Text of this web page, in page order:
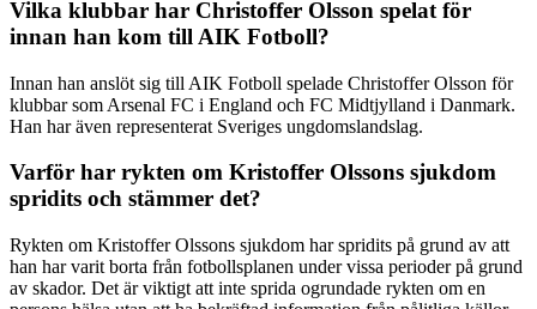
Vilka klubbar har Christoffer Olsson spelat för
innan han kom till AIK Fotboll?
Innan han anslöt sig till AIK Fotboll spelade Christoffer Olsson för
klubbar som Arsenal FC i England och FC Midtjylland i Danmark.
Han har även representerat Sveriges ungdomslandslag.
Varför har rykten om Kristoffer Olssons sjukdom
spridits och stämmer det?
Rykten om Kristoffer Olssons sjukdom har spridits på grund av att
han har varit borta från fotbollsplanen under vissa perioder på grund
av skador. Det är viktigt att inte sprida ogrundade rykten om en